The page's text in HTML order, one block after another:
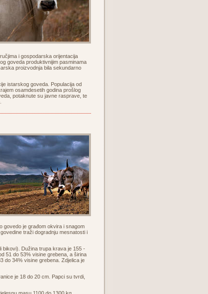
i gospodarska orijentacija
goveda produktivnijim pasminama
proizvodnja bila sekundarno
istarskog goveda. Populacija od
osamdesetih godina prošlog
potaknute su javne rasprave, te
govedo je građom okvira i snagom
traži dogradnju mesnatosti i
Dužina trupa krava je 155 -
51 do 53% visine grebena, a širina
do 34% visine grebena. Zdjelica je
je 18 do 20 cm. Papci su tvrdi,